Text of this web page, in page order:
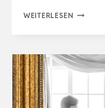
WEITERLESEN VINTAGE-
ZOLL
(10,2
15,2